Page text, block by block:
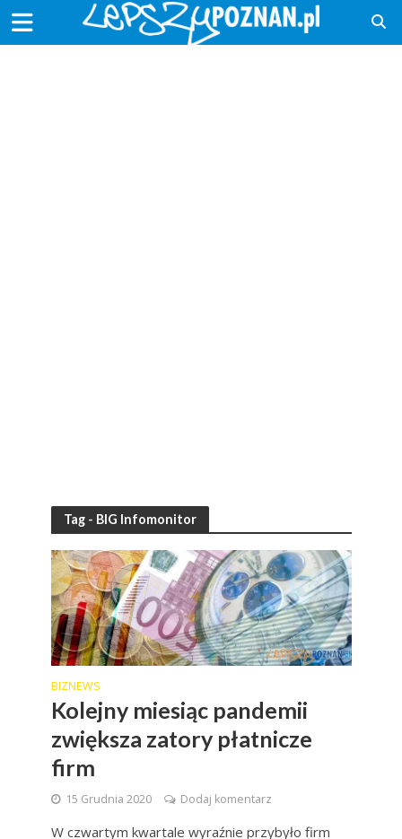
Tag - BIG Infomonitor
BIZNEWS
Kolejny miesiąc pandemii
zwiększa zatory płatnicze
firm
15 Grudnia 2020 Dodaj komentarz
W czwartym kwartale wyraźnie przybyło firm